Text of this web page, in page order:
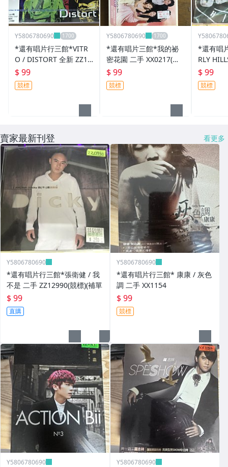
Y5806780690
*還有唱片行三館*VITR
O / DISTORT 全新 ZZ17
156(競標)
$ 99
競標
Y5806780690
*還有唱片三館*我的祕
密花園 二手 XX0217(需
競標)
$ 99
競標
*還有唱
RLY
OLLEGE
4109(競
$ 99
競標
賣家最新刊登 看更多
Y5806780690
*還有唱片行三館*張衛健 / 我
不是 二手 ZZ12990(競標)(補單
$ 99
直購
Y5806780690
*還有唱片行三館* 康康 / 灰色
調 二手 XX1154
$ 99
競標
Y5806780690 Y5806780690